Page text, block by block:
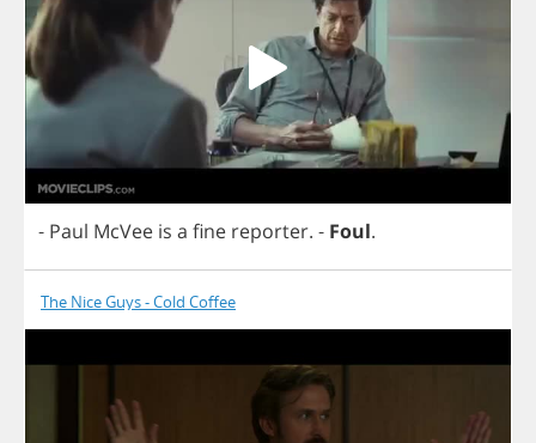
- Paul McVee is a fine reporter. - Foul.
The Nice Guys - Cold Coffee